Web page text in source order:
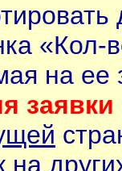
«Кол-
на ее
заявки
на